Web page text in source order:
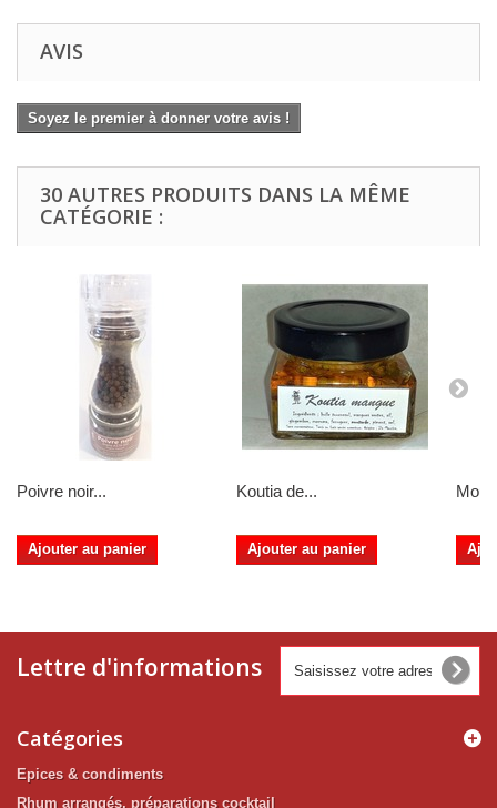
AVIS
Soyez le premier à donner votre avis !
30 AUTRES PRODUITS DANS LA MÊME
CATÉGORIE :
Poivre noir...
Ajouter au panier
Koutia de...
Ajouter au panier
Lettre d'informations
Catégories
Epices & condiments
Rhum arrangés, préparations cocktail